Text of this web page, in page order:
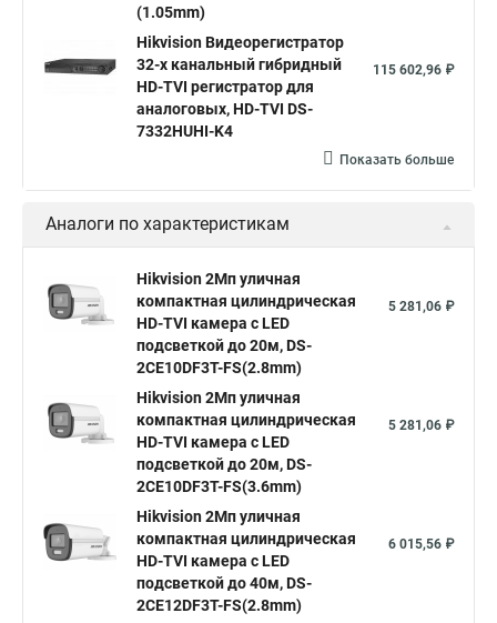
Hikvision 2cd2142fwd
Hikvision ds 2cd1148 hikvision ds 2cd1148 i b
hikvision ds 2cd2042wd i Видеокамера hikvision
Видеокамеры hikvision ds
Камера Hikvision ds 2ce16d8t
Видеокамера hikvision hiwatch
Камера Hikvision ds 2cd2442fwd
Уличная камера Hikvision ip camera
Hikvision поворотная камера Hikvision купольная
Нikvision микрофон Hikvision поворотная
Hikvision порты
(1.05mm)
Hikvision Видеорегистратор
32-х канальный гибридный
HD-TVI регистратор для
аналоговых, HD-TVI DS-
7332HUHI-K4
115 602,96 ₽
Показать больше
Аналоги по характеристикам
Hikvision 2Мп уличная
компактная цилиндрическая
HD-TVI камера с LED
подсветкой до 20м, DS-
2CE10DF3T-FS(2.8mm)
5 281,06 ₽
Hikvision 2Мп уличная
компактная цилиндрическая
HD-TVI камера с LED
подсветкой до 20м, DS-
2CE10DF3T-FS(3.6mm)
5 281,06 ₽
Hikvision 2Мп уличная
компактная цилиндрическая
HD-TVI камера с LED
подсветкой до 40м, DS-
2CE12DF3T-FS(2.8mm)
6 015,56 ₽